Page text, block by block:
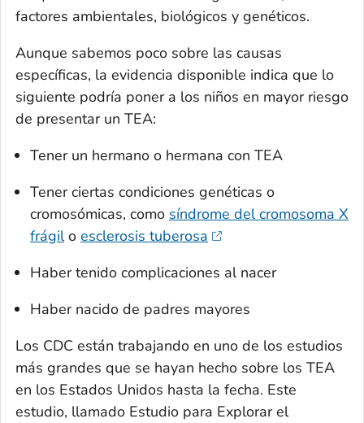
factores ambientales, biológicos y genéticos.
Aunque sabemos poco sobre las causas
específicas, la evidencia disponible indica que lo
siguiente podría poner a los niños en mayor riesgo
de presentar un TEA:
Tener un hermano o hermana con TEA
Tener ciertas condiciones genéticas o
cromosómicas, como síndrome del cromosoma X
frágilo esclerosis tuberosa
Haber tenido complicaciones al nacer
Haber nacido de padres mayores
Los CDC están trabajando en uno de los estudios
más grandes que se hayan hecho sobre los TEA
en los Estados Unidos hasta la fecha. Este
estudio, llamado Estudio para Explorar el